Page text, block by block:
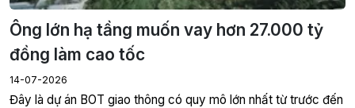
Ông lớn hạ tầng muốn vay hơn 27.000 tỷ
đồng làm cao tốc
14-07-2026
Đây là dự án BOT giao thông có quy mô lớn nhất từ trước đến